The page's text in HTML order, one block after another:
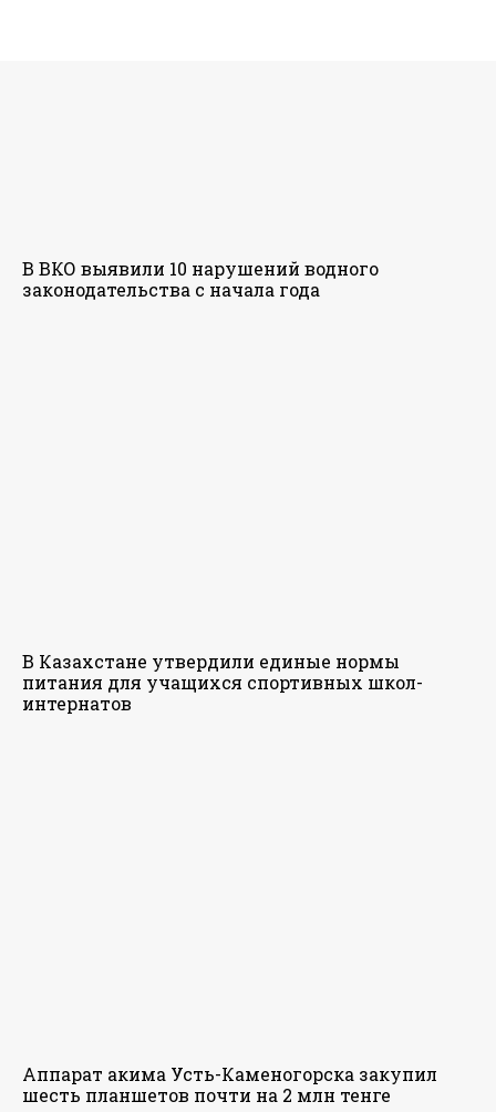
В ВКО выявили 10 нарушений водного
законодательства с начала года
В Казахстане утвердили единые нормы
питания для учащихся спортивных школ-
интернатов
Аппарат акима Усть-Каменогорска закупил
шесть планшетов почти на 2 млн тенге